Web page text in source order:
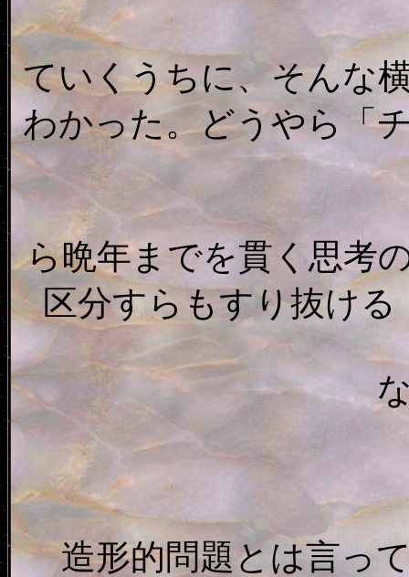
ていくうちに、そんな
わかった。どうやら「
ら晩年までを貫く思考
区分すらもすり抜け
造形的問題とは言って